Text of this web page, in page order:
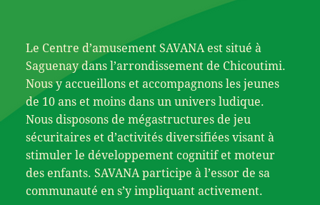
Le Centre d’amusement SAVANA est situé à
Saguenay dans l’arrondissement de Chicoutimi.
Nous y accueillons et accompagnons les jeunes
de 10 ans et moins dans un univers ludique.
Nous disposons de mégastructures de jeu
sécuritaires et d’activités diversifiées visant à
stimuler le développement cognitif et moteur
des enfants. SAVANA participe à l’essor de sa
communauté en s’y impliquant activement.